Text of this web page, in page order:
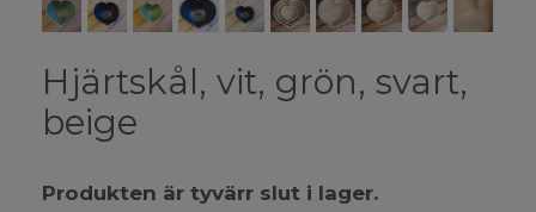
Hjärtskål, vit, grön, svart,
beige
Produkten är tyvärr slut i lager.